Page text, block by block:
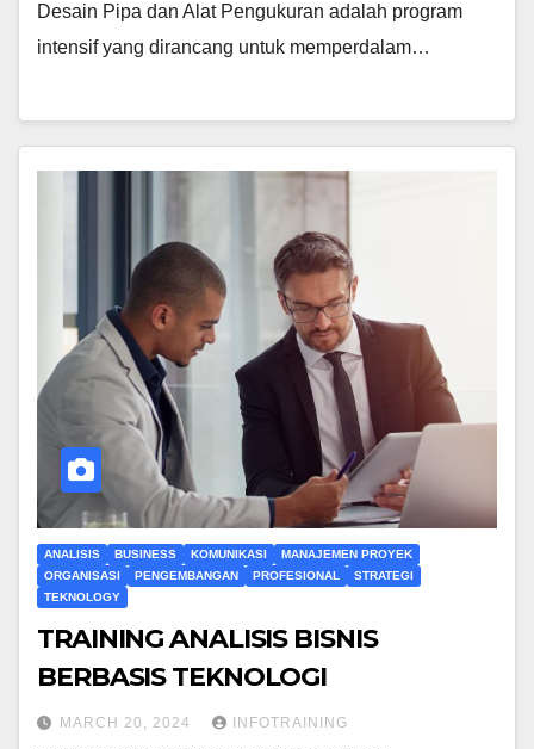
Desain Pipa dan Alat Pengukuran adalah program
intensif yang dirancang untuk memperdalam…
ANALISIS BUSINESS KOMUNIKASI
MANAJEMEN PROYEK
ORGANISASI
PENGEMBANGAN PROFESIONAL
STRATEGI
TEKNOLOGY
TRAINING ANALISIS BISNIS
BERBASIS TEKNOLOGI
MARCH 20, 2024 INFOTRAINING